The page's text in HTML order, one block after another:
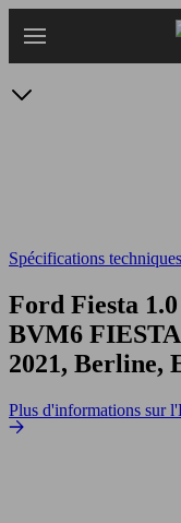
au
Spécifications techniques
Ford Fiesta
BVM6
2021, Berline,
Plus d'informations sur